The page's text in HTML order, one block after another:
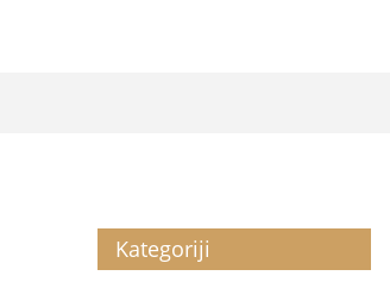
Kategoriji